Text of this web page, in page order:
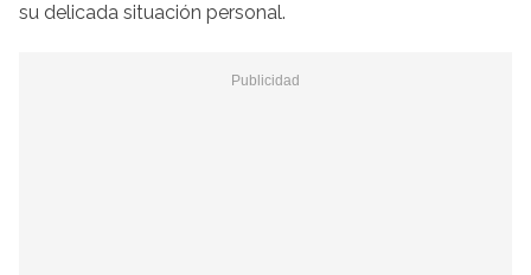
su delicada situación personal.